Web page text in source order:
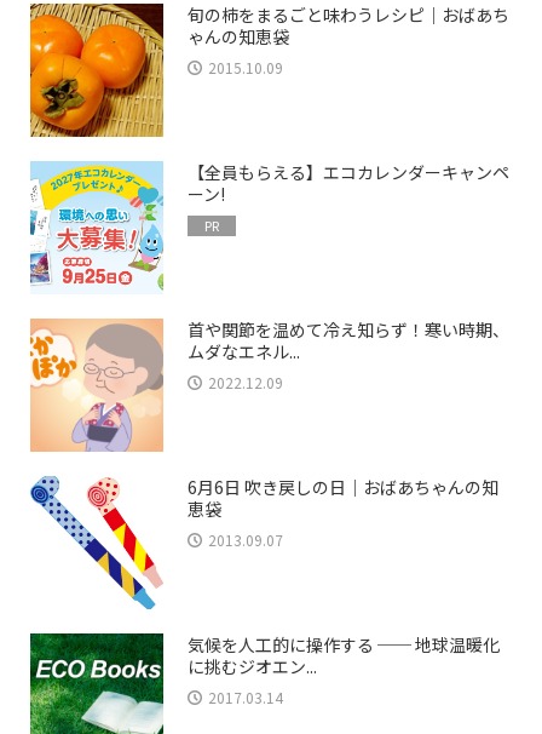
旬の柿をまるごと味わうレシピ｜おばあち
ゃんの知恵袋
2015.10.09
【全員もらえる】エコカレンダーキャンペ
ーン!
PR
首や関節を温めて冷え知らず！寒い時期、
ムダなエネル...
2022.12.09
6月6日 吹き戻しの日｜おばあちゃんの知
恵袋
2013.09.07
気候を人工的に操作する ── 地球温暖化
に挑むジオエン...
2017.03.14